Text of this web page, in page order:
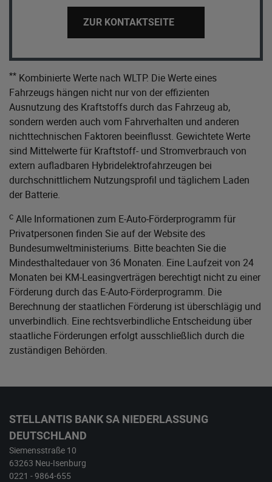
ZUR KONTAKTSEITE
** Kombinierte Werte nach WLTP. Die Werte eines
Fahrzeugs hängen nicht nur von der effizienten
Ausnutzung des Kraftstoffs durch das Fahrzeug ab,
sondern werden auch vom Fahrverhalten und anderen
nichttechnischen Faktoren beeinflusst. Gewichtete Werte
sind Mittelwerte für Kraftstoff- und Stromverbrauch von
extern aufladbaren Hybridelektrofahrzeugen bei
durchschnittlichem Nutzungsprofil und täglichem Laden
der Batterie.
c Alle Informationen zum E-Auto-Förderprogramm für
Privatpersonen finden Sie auf der Website des
Bundesumweltministeriums. Bitte beachten Sie die
Mindesthaltedauer von 36 Monaten. Eine Laufzeit von 24
Monaten bei KM-Leasingverträgen berechtigt nicht zu einer
Förderung durch das E-Auto-Förderprogramm. Die
Berechnung der staatlichen Förderung ist überschlägig und
unverbindlich. Eine rechtsverbindliche Entscheidung über
staatliche Förderungen erfolgt ausschließlich durch die
zuständigen Behörden.
STELLANTIS BANK SA NIEDERLASSUNG
DEUTSCHLAND
Siemensstraße 10
63263 Neu-Isenburg
0221 - 9864-655